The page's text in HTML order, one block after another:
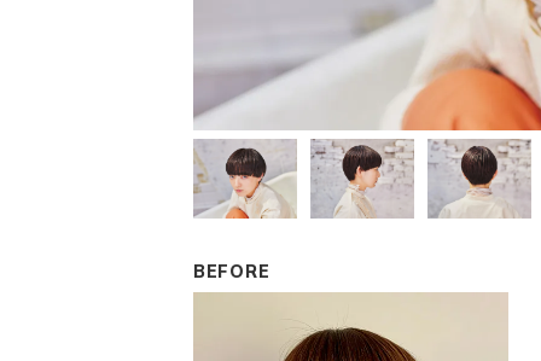
BEFORE